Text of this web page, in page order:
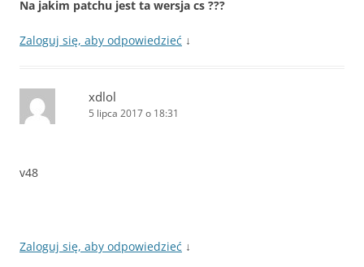
Na jakim patchu jest ta wersja cs ???
Zaloguj się, aby odpowiedzieć ↓
xdlol
5 lipca 2017 o 18:31
v48
Zaloguj się, aby odpowiedzieć ↓